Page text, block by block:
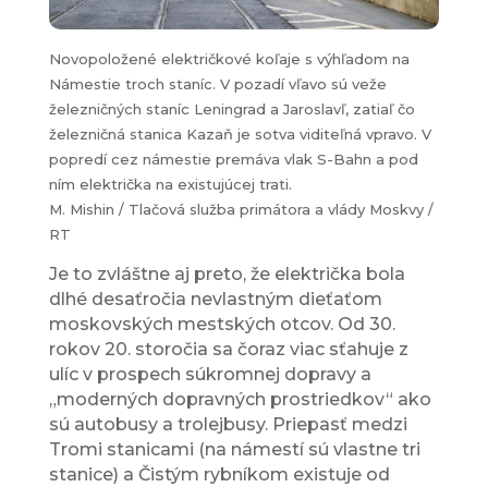
Novopoložené električkové koľaje s výhľadom na
Námestie troch staníc. V pozadí vľavo sú veže
železničných staníc Leningrad a Jaroslavľ, zatiaľ čo
železničná stanica Kazaň je sotva viditeľná vpravo. V
popredí cez námestie premáva vlak S-Bahn a pod
ním električka na existujúcej trati.
M. Mishin / Tlačová služba primátora a vlády Moskvy /
RT
Je to zvláštne aj preto, že električka bola
dlhé desaťročia nevlastným dieťaťom
moskovských mestských otcov. Od 30.
rokov 20. storočia sa čoraz viac sťahuje z
ulíc v prospech súkromnej dopravy a
„moderných dopravných prostriedkov“ ako
sú autobusy a trolejbusy. Priepasť medzi
Tromi stanicami (na námestí sú vlastne tri
stanice) a Čistým rybníkom existuje od